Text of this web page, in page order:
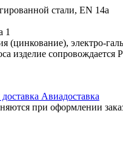
стали, EN 14a
1
(цинкование), электро-
изделие
Авиадоставка
при оформлении